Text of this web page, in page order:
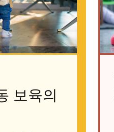
보육의